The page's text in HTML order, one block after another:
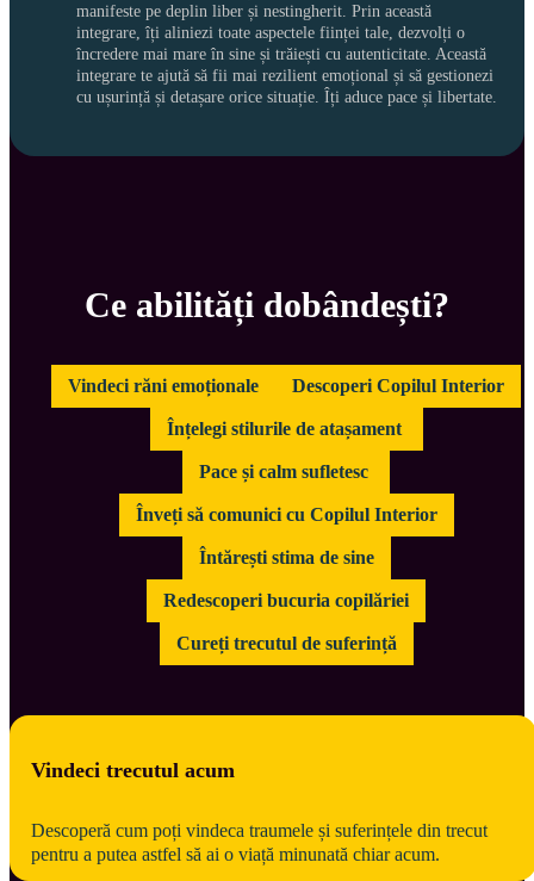
manifeste pe deplin liber și nestingherit. Prin această
integrare, îți aliniezi toate aspectele ființei tale, dezvolți o
încredere mai mare în sine și trăiești cu autenticitate. Această
integrare te ajută să fii mai rezilient emoțional și să gestionezi
cu ușurință și detașare orice situație. Îți aduce pace și libertate.
Ce abilități dobândești?
Vindeci răni emoționale Descoperi Copilul Interior
Înțelegi stilurile de atașament
Pace și calm sufletesc
Înveți să comunici cu Copilul Interior
Întărești stima de sine
Redescoperi bucuria copilăriei
Cureți trecutul de suferință
Vindeci trecutul acum
Descoperă cum poți vindeca traumele și suferințele din trecut
pentru a putea astfel să ai o viață minunată chiar acum.